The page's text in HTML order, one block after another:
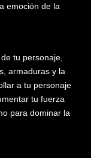
emoción de la
tu personaje,
armaduras y la
a tu personaje
tu fuerza
para dominar la